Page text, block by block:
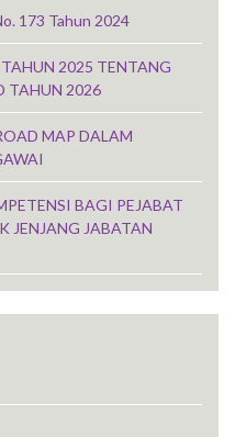
173 Tahun 2024
2025 TENTANG
TAHUN 2026
MAP DALAM
BAGI PEJABAT
JENJANG JABATAN